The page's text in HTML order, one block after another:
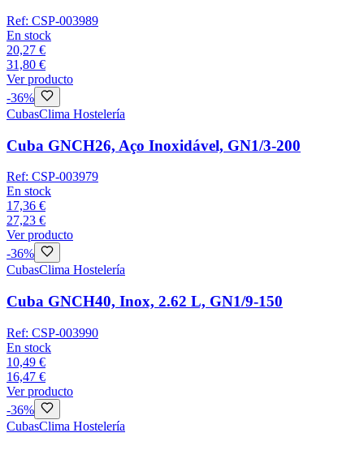
Ref: CSP-003989
En stock
20,27 €
31,80 €
Ver producto
-36%
CubasClima Hostelería
Cuba GNCH26, Aço Inoxidável, GN1/3-200
Ref: CSP-003979
En stock
17,36 €
27,23 €
Ver producto
-36%
CubasClima Hostelería
Cuba GNCH40, Inox, 2.62 L, GN1/9-150
Ref: CSP-003990
En stock
10,49 €
16,47 €
Ver producto
-36%
CubasClima Hostelería